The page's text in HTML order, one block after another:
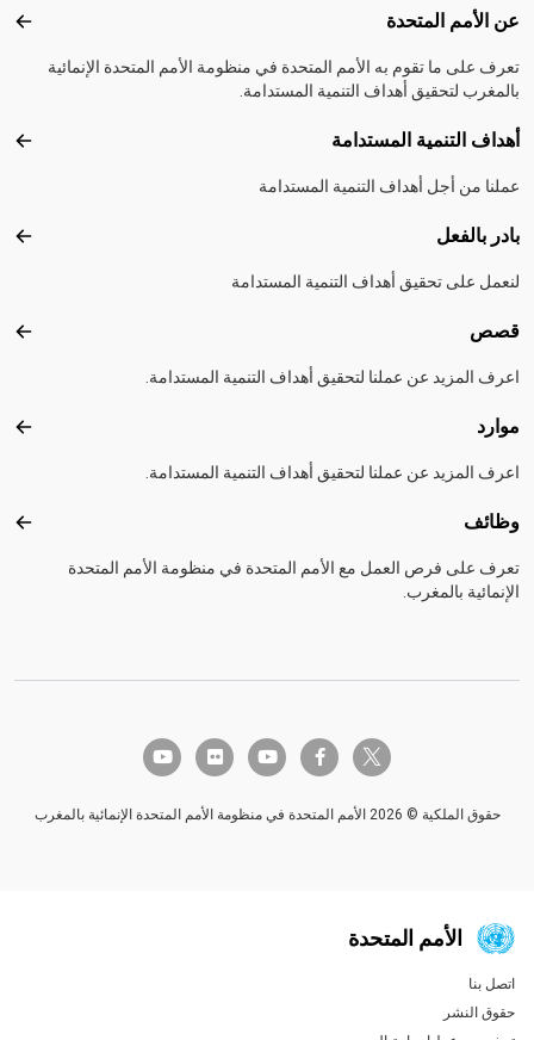
Footer menu
عن الأمم المتحدة عن
تعرف على ما تقوم به الأمم المتحدة في منظومة الأمم المتحدة الإنمائية
بالمغرب لتحقيق أهداف التنمية المستدامة.
أهداف التنمية المستدامة
عملنا من أجل أهداف التنمية المستدامة
بادر بالفعل
لنعمل على تحقيق أهداف التنمية المستدامة
قصص
اعرف المزيد عن عملنا لتحقيق أهداف التنمية المستدامة.
موارد
اعرف المزيد عن عملنا لتحقيق أهداف التنمية المستدامة.
وظائف
تعرف على فرص العمل مع الأمم المتحدة في منظومة الأمم المتحدة
الإنمائية بالمغرب.
twitter-x
facebook-f
youtube
flickr
youtube
حقوق الملكية © 2026 الأمم المتحدة في منظومة الأمم المتحدة الإنمائية بالمغرب
الأمم المتحدة
Global U.N. menu
اتصل بنا
حقوق النشر